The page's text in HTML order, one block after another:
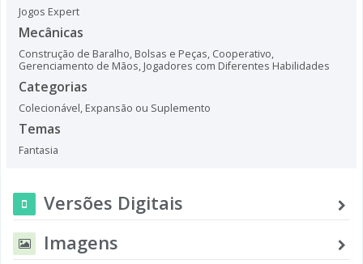
Jogos Expert
Mecânicas
Construção de Baralho, Bolsas e Peças, Cooperativo,
Gerenciamento de Mãos, Jogadores com Diferentes Habilidades
Categorias
Colecionável, Expansão ou Suplemento
Temas
Fantasia
Versões Digitais
Imagens